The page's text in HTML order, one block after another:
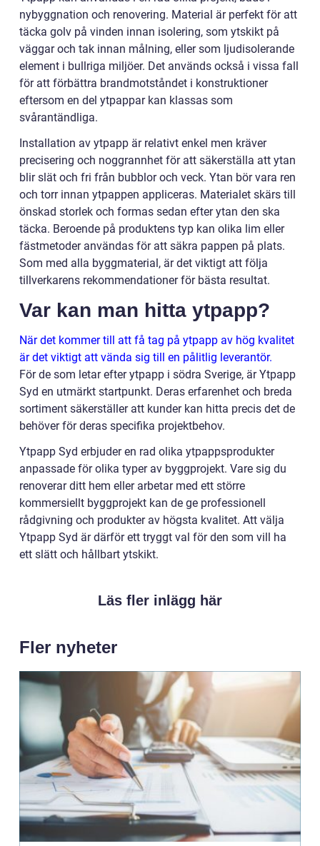
nybyggnation och renovering. Material är perfekt för att
täcka golv på vinden innan isolering, som ytskikt på
väggar och tak innan målning, eller som ljudisolerande
element i bullriga miljöer. Det används också i vissa fall
för att förbättra brandmotståndet i konstruktioner
eftersom en del ytpappar kan klassas som
svårantändliga.
Installation av ytpapp är relativt enkel men kräver
precisering och noggrannhet för att säkerställa att ytan
blir slät och fri från bubblor och veck. Ytan bör vara ren
och torr innan ytpappen appliceras. Materialet skärs till
önskad storlek och formas sedan efter ytan den ska
täcka. Beroende på produktens typ kan olika lim eller
fästmetoder användas för att säkra pappen på plats.
Som med alla byggmaterial, är det viktigt att följa
tillverkarens rekommendationer för bästa resultat.
Var kan man hitta ytpapp?
När det kommer till att få tag på ytpapp av hög kvalitet
är det viktigt att vända sig till en pålitlig leverantör.
För de som letar efter ytpapp i södra Sverige, är Ytpapp
Syd en utmärkt startpunkt. Deras erfarenhet och breda
sortiment säkerställer att kunder kan hitta precis det de
behöver för deras specifika projektbehov.
Ytpapp Syd erbjuder en rad olika ytpappsprodukter
anpassade för olika typer av byggprojekt. Vare sig du
renoverar ditt hem eller arbetar med ett större
kommersiellt byggprojekt kan de ge professionell
rådgivning och produkter av högsta kvalitet. Att välja
Ytpapp Syd är därför ett tryggt val för den som vill ha
ett slätt och hållbart ytskikt.
Läs fler inlägg här
Fler nyheter